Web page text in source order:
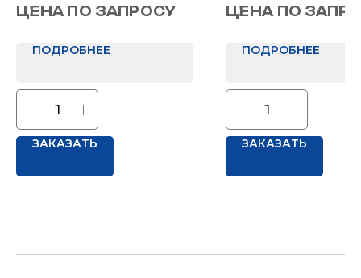
ЦЕНА ПО ЗАПРОСУ
ПОДРОБНЕЕ
ЗАКАЗАТЬ
Отделка: Нет
ЦЕНА ПО
ПОДРОБНЕЕ
ЗАКАЗАТЬ